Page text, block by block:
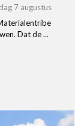
7 augustus
Dat de ...